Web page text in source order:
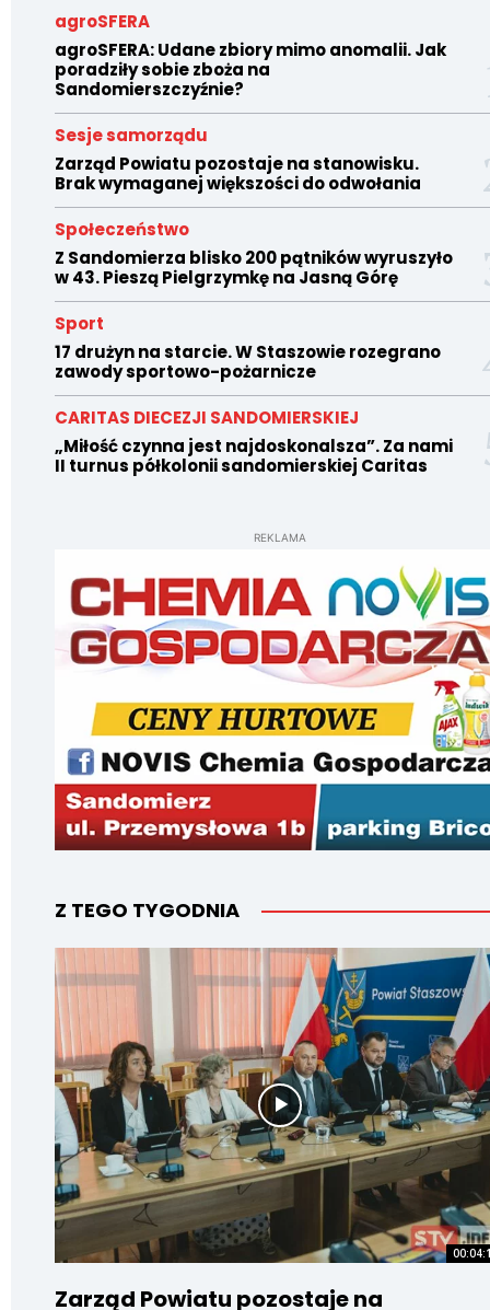
agroSFERA
agroSFERA: Udane zbiory mimo anomalii. Jak
poradziły sobie zboża na
Sandomierszczyźnie?
Sesje samorządu
Zarząd Powiatu pozostaje na stanowisku.
Brak wymaganej większości do odwołania
Społeczeństwo
Z Sandomierza blisko 200 pątników wyruszyło
w 43. Pieszą Pielgrzymkę na Jasną Górę
Sport
17 drużyn na starcie. W Staszowie rozegrano
zawody sportowo-pożarnicze
CARITAS DIECEZJI SANDOMIERSKIEJ
„Miłość czynna jest najdoskonalsza”. Za nami
II turnus półkolonii sandomierskiej Caritas
REKLAMA
Z TEGO TYGODNIA
Zarząd Powiatu pozostaje na